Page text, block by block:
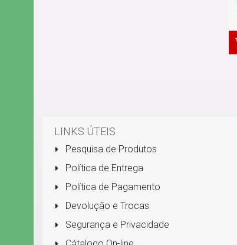
LINKS ÚTEIS
Pesquisa de Produtos
Política de Entrega
Política de Pagamento
Devolução e Trocas
Segurança e Privacidade